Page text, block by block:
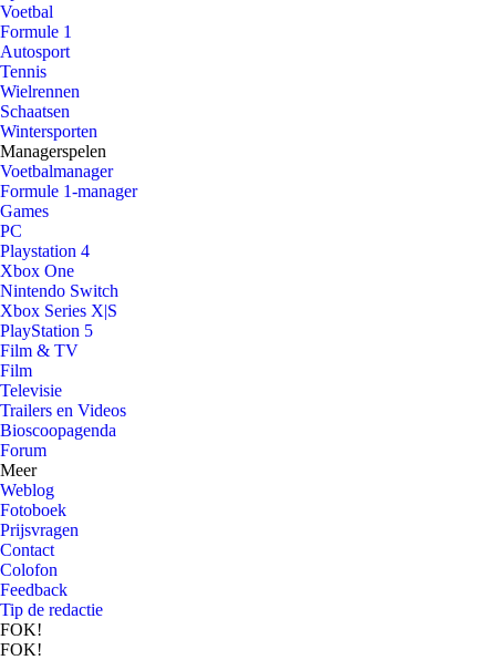
Voetbal
Formule 1
Autosport
Tennis
Wielrennen
Schaatsen
Wintersporten
Managerspelen
Voetbalmanager
Formule 1-manager
Games
PC
Playstation 4
Xbox One
Nintendo Switch
Xbox Series X|S
PlayStation 5
Film & TV
Film
Televisie
Trailers en Videos
Bioscoopagenda
Forum
Meer
Weblog
Fotoboek
Prijsvragen
Contact
Colofon
Feedback
Tip de redactie
FOK!
FOK!